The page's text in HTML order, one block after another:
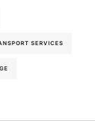
SERVICES